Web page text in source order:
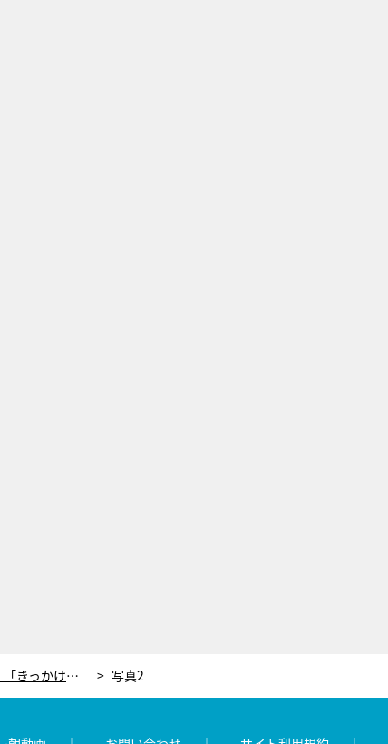
新井恵理那、PCR検査を受ける。「きっかけは人間ドックでした」 写真2